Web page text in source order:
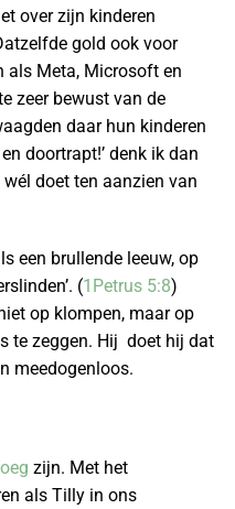
over zijn kinderen
gold ook voor
als Meta, Microsoft en
zeer bewust van de
daar hun kinderen
doortrapt!’ denk ik dan
wél doet ten aanzien van
een brullende leeuw, op
(1Petrus 5:8)
op klompen, maar op
te zeggen. Hij doet hij dat
meedogenloos.
zijn. Met het
als Tilly in ons